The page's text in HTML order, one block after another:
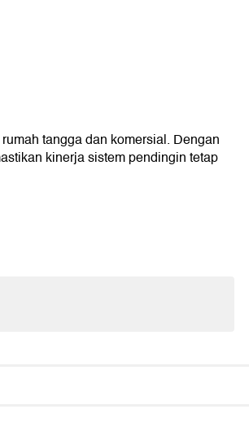
tangga dan komersial. Dengan
kinerja sistem pendingin tetap